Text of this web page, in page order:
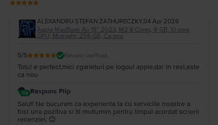
ALEXANDRU ŞTEFAN ZATHURECZKY,04 Apr 2026
Apple MacBook Air 15″ 2023, M2 8 Cores, 8 GB, 10 core
GPU, Midnight, 256 GB, Ca nou
5/5 Review verificat
Totul e perfect,mici zgarieturi pe logoul apple,dar in rest,este
ca nou
Raspuns Flip
Salut! Ne bucuram ca experienta ta cu serviciile noastre a
fost una pozitiva si iti multumim pentru timpul acordat scrierii
recenziei. 😊